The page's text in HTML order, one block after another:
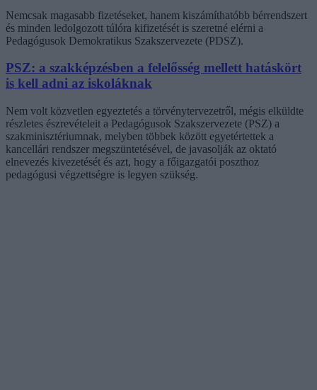
Nemcsak magasabb fizetéseket, hanem kiszámíthatóbb bérrendszert
és minden ledolgozott túlóra kifizetését is szeretné elérni a
Pedagógusok Demokratikus Szakszervezete (PDSZ).
PSZ: a szakképzésben a felelősség mellett hatáskört
is kell adni az iskoláknak
Nem volt közvetlen egyeztetés a törvénytervezetről, mégis elküldte
részletes észrevételeit a Pedagógusok Szakszervezete (PSZ) a
szakminisztériumnak, melyben többek között egyetértettek a
kancellári rendszer megszüntetésével, de javasolják az oktató
elnevezés kivezetését és azt, hogy a főigazgatói poszthoz
pedagógusi végzettségre is legyen szükség.